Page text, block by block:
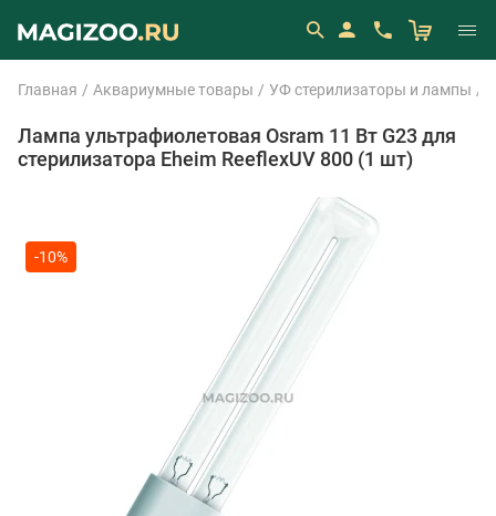
Главная Аквариумные товары УФ стерилизаторы и лампы
Лампа ультрафиолетовая Osram 11 Вт G23 для
стерилизатора Eheim ReeflexUV 800 (1 шт)
-10%